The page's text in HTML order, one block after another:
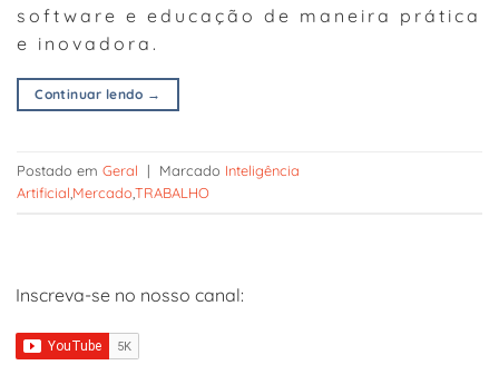
software e educação de maneira prática
e inovadora.
Continuar lendo →
Postado em Geral | Marcado Inteligência
Artificial MercadoTRABALHO
Inscreva-se no nosso canal: